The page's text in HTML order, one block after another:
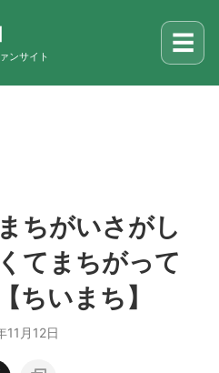
ンサイト ☰
ちがいさがし
てまちがって
ちいまち】
11月12日